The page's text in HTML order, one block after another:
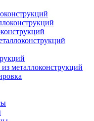
металлоконструкций